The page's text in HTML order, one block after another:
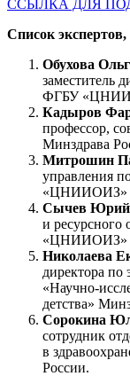
ССЫЛКА ДЛЯ
Список
Обухова
заместитель
ФГБУ
Кадыров
профессор,
Минздрава
Митрошин
управления
«ЦНИИОИЗ»
Сычев Юрий
и ресурсного
«ЦНИИОИЗ»
Николаева
директора
«Научно-
детства»
Сорокина
сотрудник
в
России.